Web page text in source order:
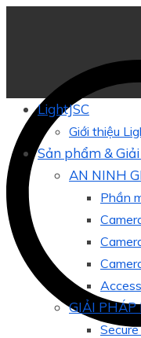
LightJSC
Giới thiệu
Sản phẩm &
AN NINH
Phần
GIẢI PHÁP